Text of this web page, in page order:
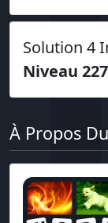
Solution 4
Niveau
À Propos